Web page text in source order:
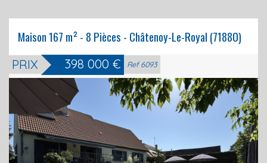
Maison 167 m² - 8 Pièces - Châtenoy-Le-Royal (71880)
PRIX 398 000 € Ref 6093
Exclusivité